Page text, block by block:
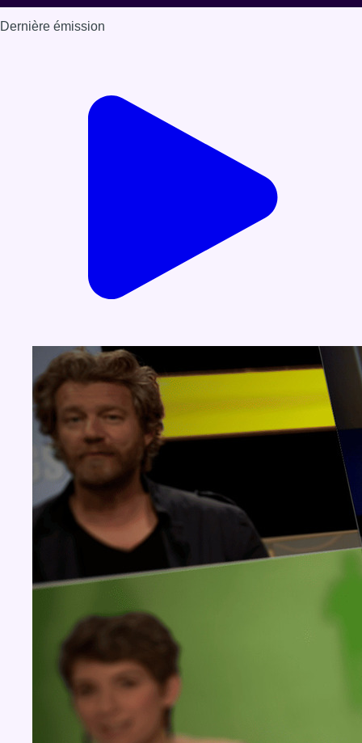
Dernière émission